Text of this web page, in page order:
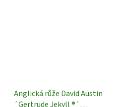
Anglická růže David Austin
´Gertrude Jekyll ®´